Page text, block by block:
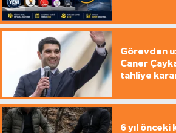
Görevden
Caner
tahliye
6 yıl önceki